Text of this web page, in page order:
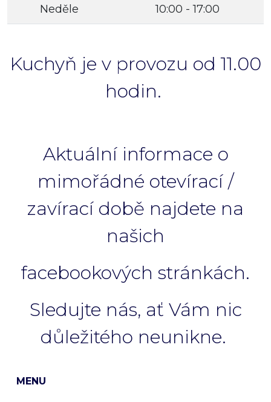
Neděle 10:00 - 17:00
Kuchyň je v provozu od 11.00
hodin.
Aktuální informace o
mimořádné otevírací /
zavírací době najdete na
našich
facebookových stránkách.
Sledujte nás, ať Vám nic
důležitého neunikne.
MENU